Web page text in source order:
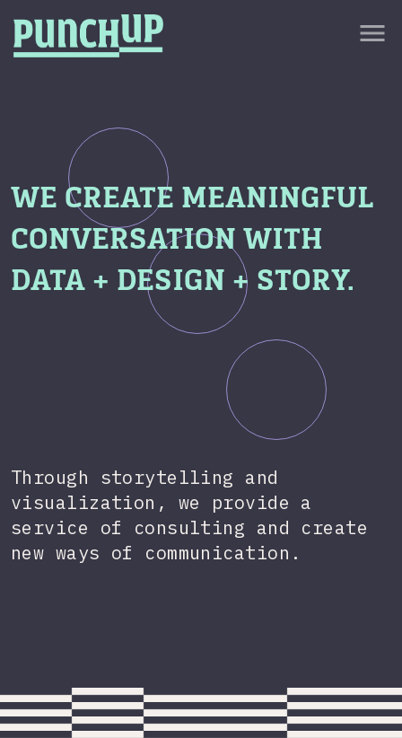
Skip to content
menu
close
Project
Article
ลับด้านบน
WE CREATE MEANINGFUL
CONVERSATION WITH
DATA + DESIGN + STORY.
Through storytelling and
visualization, we provide a
service of consulting and create
new ways of communication.